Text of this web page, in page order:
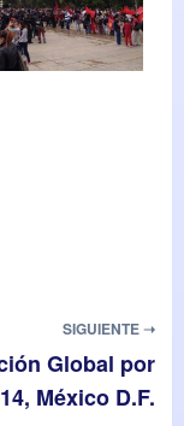
SIGUIENTE ➝
Global por
México D.F.